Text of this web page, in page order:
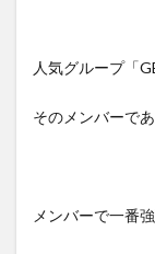
人気グループ「
そのメンバーで
メンバーで一番